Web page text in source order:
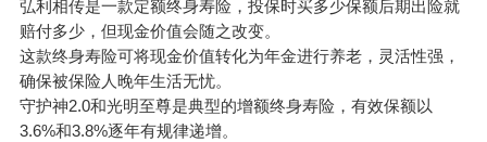
弘利相传是一款定额终身寿险，投保时买多少保额后期出险就
赔付多少，但现金价值会随之改变。
这款终身寿险可将现金价值转化为年金进行养老，灵活性强，
确保被保险人晚年生活无忧。
守护神2.0和光明至尊是典型的增额终身寿险，有效保额以
3.6%和3.8%逐年有规律递增。